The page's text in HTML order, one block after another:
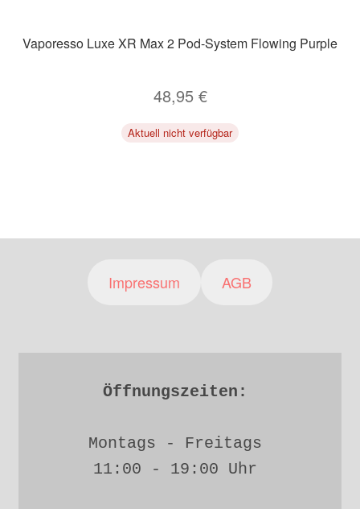
Vaporesso Luxe XR Max 2 Pod-System Flowing Purple
48,95 €
Aktuell nicht verfügbar
Impressum AGB
Öffnungszeiten:
Montags - Freitags
11:00 - 19:00 Uhr